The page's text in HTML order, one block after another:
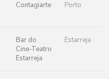
Contagiarte Porto
Bar do
Cine-Teatro
Estarreja
Estarreja